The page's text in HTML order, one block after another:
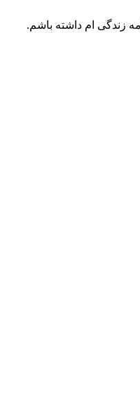
زندگی ام داشته باشم.